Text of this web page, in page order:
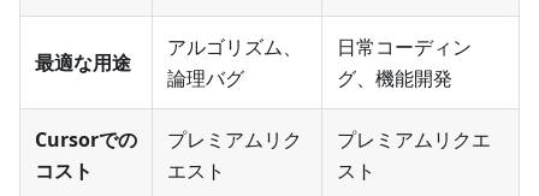
最適な用途
アルゴリズム、
論理バグ
日常コーディン
グ、機能開発
Cursorでの
コスト
プレミアムリク
エスト
プレミアムリクエ
スト